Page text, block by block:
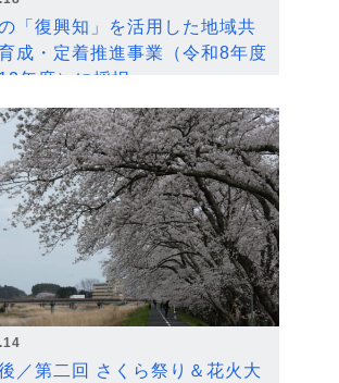
「復興知」を活用した地域共
成・定着推進事業（令和8年度
年度）に採択
／第二回 さくら祭り＆花火大